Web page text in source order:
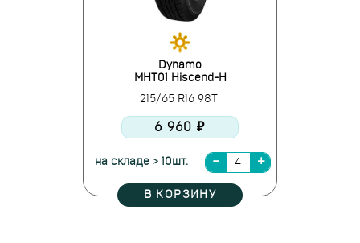
Dynamo
MHT01 Hiscend-H
215/65 R16 98T
6 960 ₽
на складе > 10шт.
В КОРЗИНУ